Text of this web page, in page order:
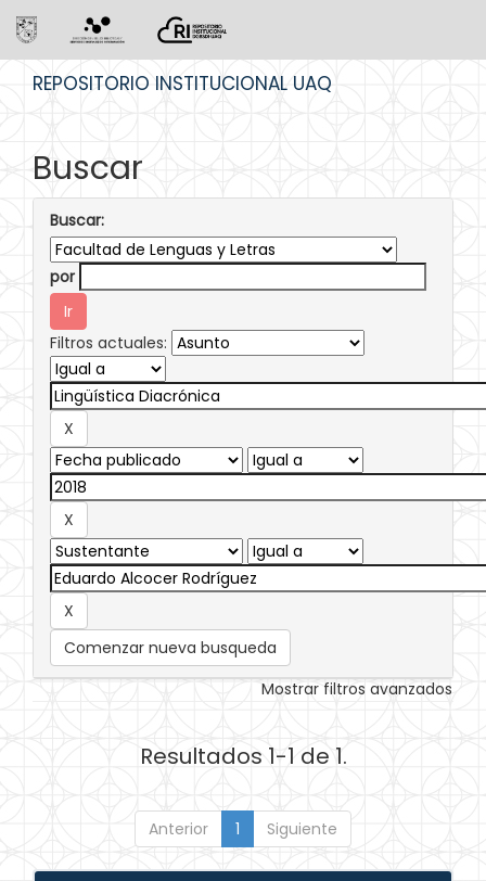
REPOSITORIO INSTITUCIONAL UAQ
Buscar
Buscar:
por
Filtros actuales:
Comenzar nueva busqueda
Mostrar filtros avanzados
Resultados 1-1 de 1.
Anterior 1 Siguiente